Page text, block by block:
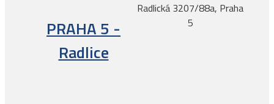
PRAHA 5 -
Radlice
Radlická 3207/88a, Praha
5